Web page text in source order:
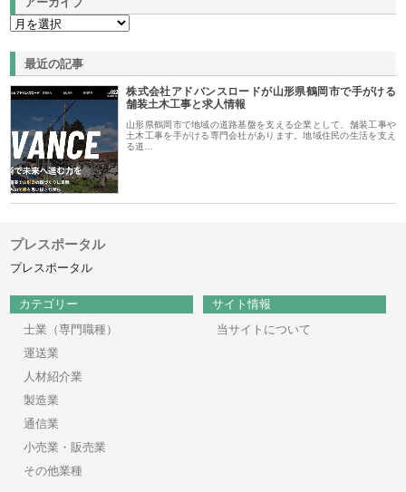
最近の記事
株式会社アドバンスロードが山形県鶴岡市で手がける
舗装土木工事と求人情報
山形県鶴岡市で地域の道路基盤を支える企業として、舗装工事や
土木工事を手がける専門会社があります。地域住民の生活を支え
る道…
プレスポータル
プレスポータル
カテゴリー
士業（専門職種）
運送業
人材紹介業
製造業
通信業
小売業・販売業
その他業種
サイト情報
当サイトについて